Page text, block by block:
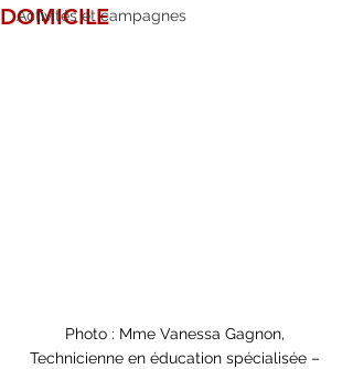
Activités et campagnes
DOMICILE
Photo : Mme Vanessa Gagnon,
Technicienne en éducation spécialisée –